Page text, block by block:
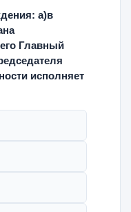
а)в
Главный
исполняет